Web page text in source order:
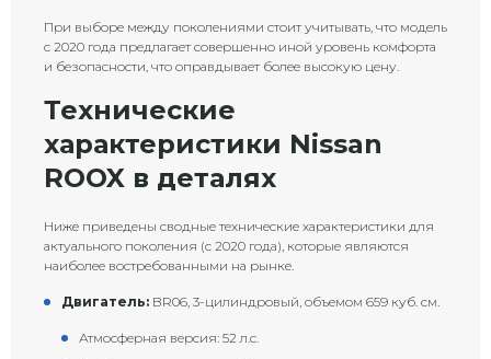
При выборе между поколениями стоит учитывать, что модель
с 2020 года предлагает совершенно иной уровень комфорта
и безопасности, что оправдывает более высокую цену.
Технические
характеристики Nissan
ROOX в деталях
Ниже приведены сводные технические характеристики для
актуального поколения (с 2020 года), которые являются
наиболее востребованными на рынке.
Двигатель: BR06, 3-цилиндровый, объемом 659 куб. см.
Атмосферная версия: 52 л.с.